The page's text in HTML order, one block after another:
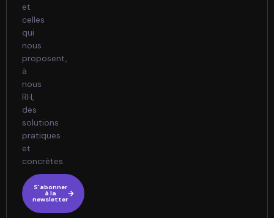
et
celles
qui
nous
proposent,
à
nous
RH,
des
solutions
pratiques
et
concrètes.
S'abonner
à la
newsletter